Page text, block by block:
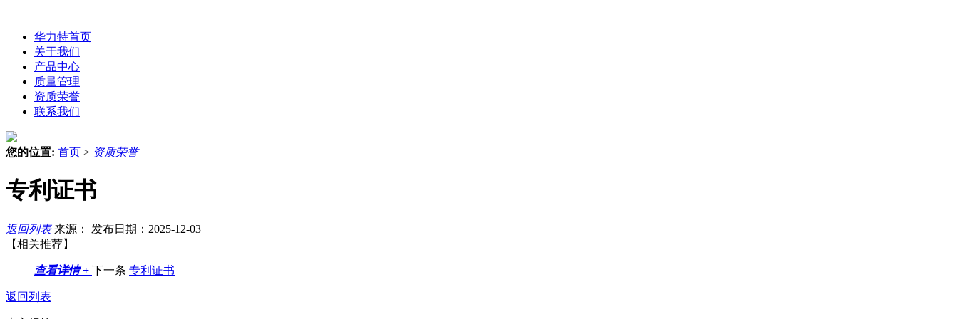
华力特首页
关于我们
产品中心
质量管理
资质荣誉
联系我们
您的位置: 首页 > 资质荣誉
专利证书
返回列表来源： 发布日期：2025-12-03
【相关推荐】
查看详情 + 下一条 专利证书
返回列表